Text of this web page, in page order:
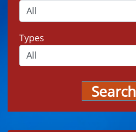
Types
Search